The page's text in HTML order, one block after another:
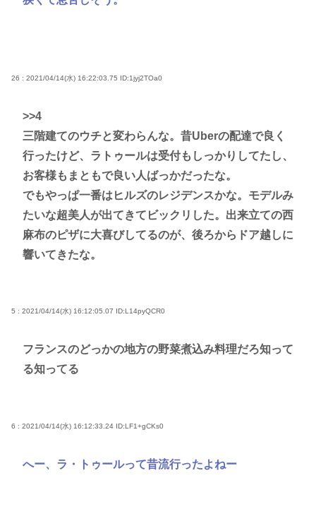
26 : 2021/04/14(水) 16:22:03.75 ID:1jyj2TOa0
>>4
三階建てのウチと変わらんな。昔Uberの配達で良く
行ったけど、ラトゥールは受付もしっかりしてたし、
お客様もまともで良い人ばっかだったな。
でもやっぱ一番はヒルズのレジデンスかな。モデルみ
たいな超美人が出てきてビックリした。出来立ての西
麻布のピザに大喜びしてるのが、後ろからドア越しに
響いてきたな。
5 : 2021/04/14(水) 16:12:05.07 ID:L14pyQCR0
フランスのどっかの地方の野菜煮込み料理だろ知って
る知ってる
6 : 2021/04/14(水) 16:12:33.24 ID:LF1+gCKs0
へー、ラ・トゥールって昔流行ったよねー